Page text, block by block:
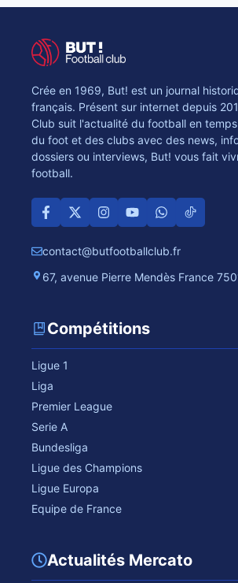
Crée en 1969, But! est un journal
français. Présent sur internet depuis
Club suit l'actualité du football en
du foot et des clubs avec des news,
dossiers ou interviews, But! vous fait
football.
contact@butfootballclub.fr
67, avenue Pierre Mendès France
Compétitions
Ligue 1
Liga
Premier League
Serie A
Bundesliga
Ligue des Champions
Ligue Europa
Equipe de France
Actualités Mercato